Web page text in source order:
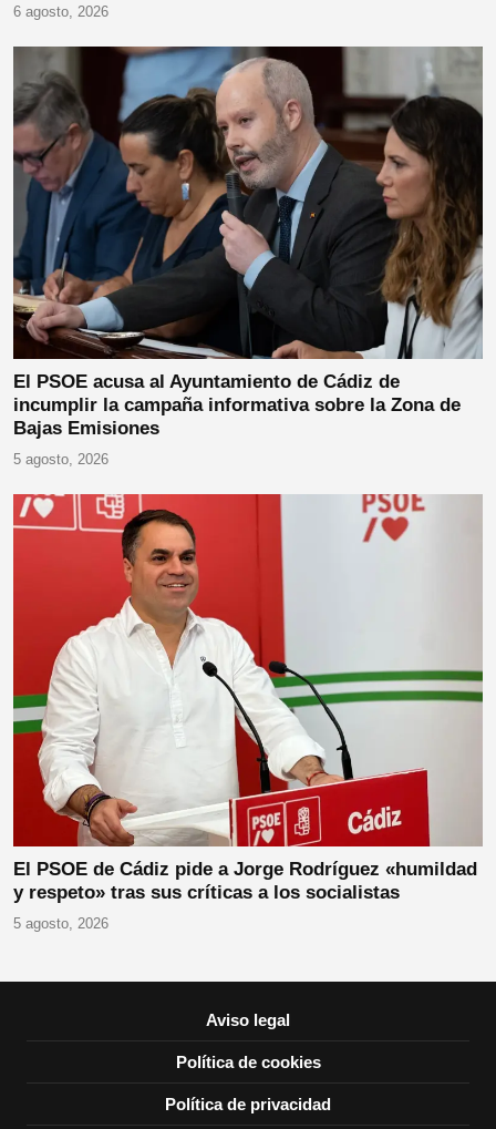
6 agosto, 2026
El PSOE acusa al Ayuntamiento de Cádiz de
incumplir la campaña informativa sobre la Zona de
Bajas Emisiones
5 agosto, 2026
El PSOE de Cádiz pide a Jorge Rodríguez «humildad
y respeto» tras sus críticas a los socialistas
5 agosto, 2026
Aviso legal
Política de cookies
Política de privacidad